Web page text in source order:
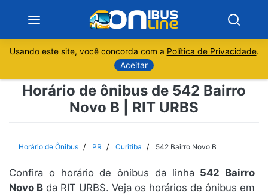
Sobre
Rio de Janeiro
Usando este site, você concorda com a Política de Privacidade.
Aceitar
Horário de ônibus de 542 Bairro
Novo B | RIT URBS
Horário de Ônibus PR Curitiba 542 Bairro Novo B
Confira o horário de ônibus da linha 542 Bairro
Novo B da RIT URBS. Veja os horários de ônibus em